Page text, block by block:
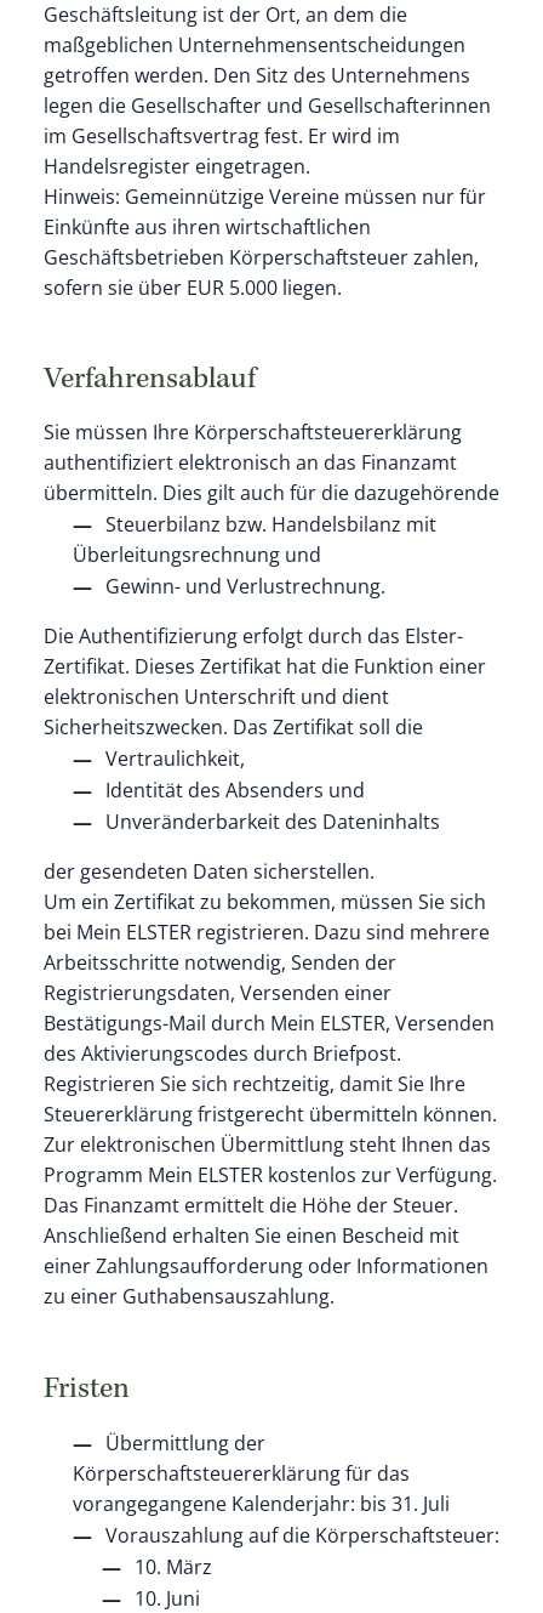
Geschäftsleitung ist der Ort, an dem die
maßgeblichen Unternehmensentscheidungen
getroffen werden. Den Sitz des Unternehmens
legen die Gesellschafter und Gesellschafterinnen
im Gesellschaftsvertrag fest. Er wird im
Handelsregister eingetragen.
Hinweis: Gemeinnützige Vereine müssen nur für
Einkünfte aus ihren wirtschaftlichen
Geschäftsbetrieben Körperschaftsteuer zahlen,
sofern sie über EUR 5.000 liegen.
Verfahrensablauf
Sie müssen Ihre Körperschaftsteuererklärung
authentifiziert elektronisch an das Finanzamt
übermitteln. Dies gilt auch für die dazugehörende
Steuerbilanz bzw. Handelsbilanz mit
Überleitungsrechnung und
Gewinn- und Verlustrechnung.
Die Authentifizierung erfolgt durch das Elster-
Zertifikat. Dieses Zertifikat hat die Funktion einer
elektronischen Unterschrift und dient
Sicherheitszwecken. Das Zertifikat soll die
Vertraulichkeit,
Identität des Absenders und
Unveränderbarkeit des Dateninhalts
der gesendeten Daten sicherstellen.
Um ein Zertifikat zu bekommen, müssen Sie sich
bei Mein ELSTER registrieren. Dazu sind mehrere
Arbeitsschritte notwendig, Senden der
Registrierungsdaten, Versenden einer
Bestätigungs-Mail durch Mein ELSTER, Versenden
des Aktivierungscodes durch Briefpost.
Registrieren Sie sich rechtzeitig, damit Sie Ihre
Steuererklärung fristgerecht übermitteln können.
Zur elektronischen Übermittlung steht Ihnen das
Programm Mein ELSTER kostenlos zur Verfügung.
Das Finanzamt ermittelt die Höhe der Steuer.
Anschließend erhalten Sie einen Bescheid mit
einer Zahlungsaufforderung oder Informationen
zu einer Guthabensauszahlung.
Fristen
Übermittlung der
Körperschaftsteuererklärung für das
vorangegangene Kalenderjahr: bis 31. Juli
Vorauszahlung auf die Körperschaftsteuer:
10. März
10. Juni